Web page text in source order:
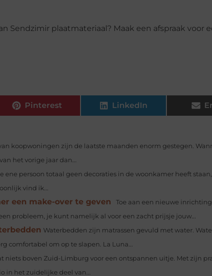
Sendzimir plaatmateriaal? Maak een afspraak voor
Pinterest LinkedIn
koopwoningen zijn de laatste maanden enorm gestegen.
het vorige jaar dan...
ene persoon totaal geen decoraties in de woonkamer heeft
vind ik...
een make-over te geven
Toe aan een nieuwe
probleem, je kunt namelijk al voor een zacht prijsje jouw...
Waterbedden zijn matrassen gevuld met water.
comfortabel om op te slapen. La Luna...
niets boven Zuid-Limburg voor een ontspannen uitje. Met zijn
in het zuidelijke deel van...